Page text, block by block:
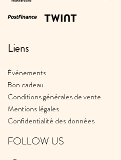
Liens
Événements
Bon cadeau
Conditions générales de vente
Mentions légales
Confidentialité des données
FOLLOW US